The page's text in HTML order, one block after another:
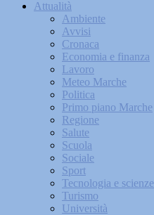
Attualità
Ambiente
Avvisi
Cronaca
Economia e finanza
Lavoro
Meteo Marche
Politica
Primo piano Marche
Regione
Salute
Scuola
Sociale
Sport
Tecnologia e scienze
Turismo
Università